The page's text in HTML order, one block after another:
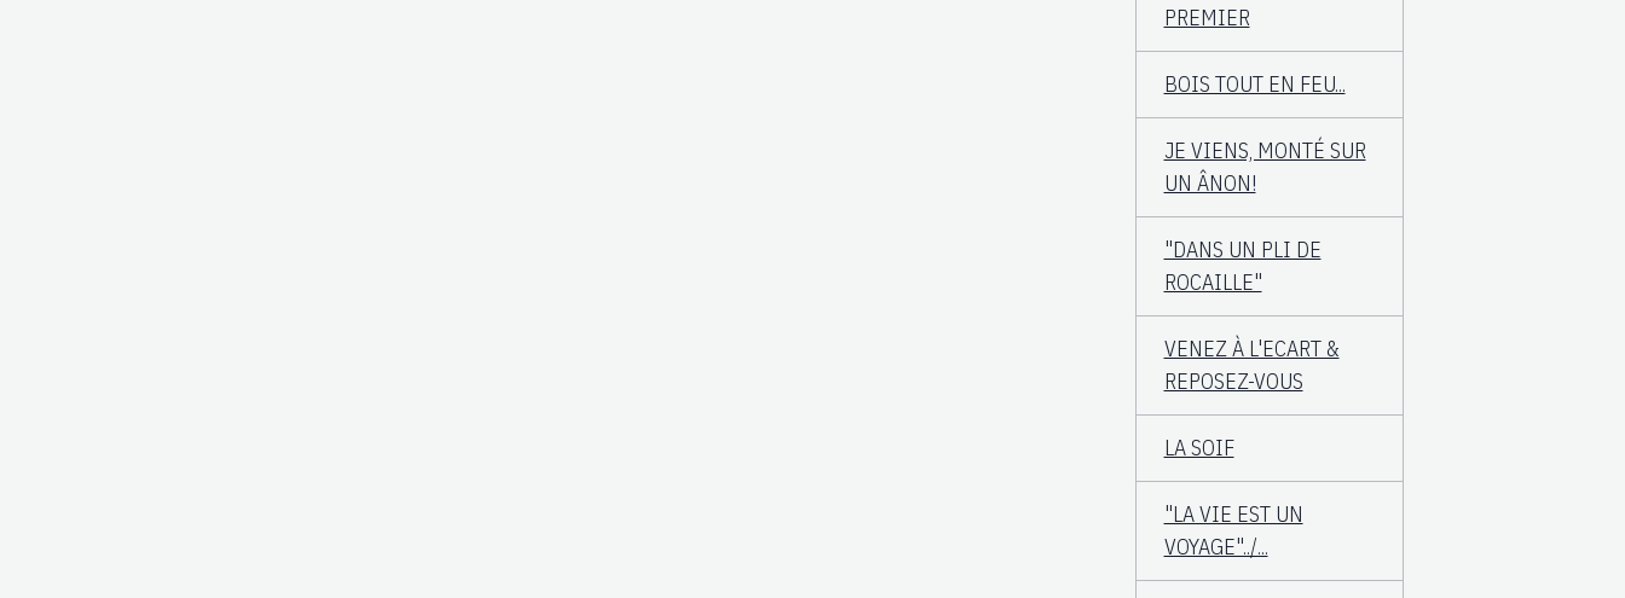
PREMIER
BOIS TOUT EN FEU...
JE VIENS, MONTÉ SUR
UN ÂNON!
"DANS UN PLI DE
ROCAILLE"
VENEZ À L'ECART &
REPOSEZ-VOUS
LA SOIF
"LA VIE EST UN
VOYAGE"../...